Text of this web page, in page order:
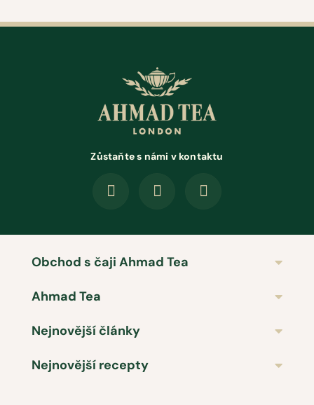
Zůstaňte s námi v kontaktu
Obchod s čaji Ahmad Tea
Ahmad Tea
Nejnovější články
Nejnovější recepty